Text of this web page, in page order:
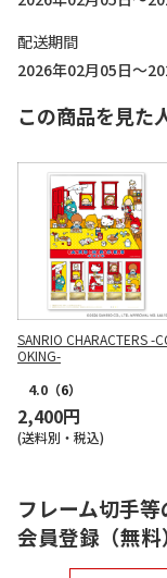
配送期間
2026年02月05日～
この商品を見た
SANRIO CHARACTERS -
OKING-
4.0 （6）
2,400円
(送料別・税込)
フレーム切手
会員登録（無料